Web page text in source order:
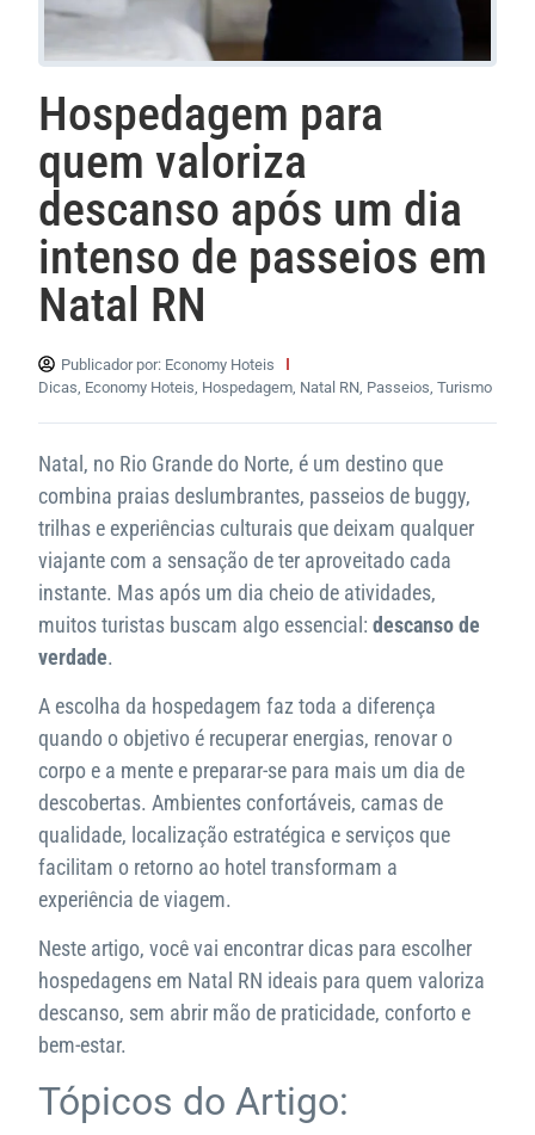
Hospedagem para
quem valoriza
descanso após um dia
intenso de passeios em
Natal RN
Publicador por: Economy Hoteis
Dicas Economy Hoteis Hospedagem Natal RN Passeios Turismo
Natal, no Rio Grande do Norte, é um destino que
combina praias deslumbrantes, passeios de buggy,
trilhas e experiências culturais que deixam qualquer
viajante com a sensação de ter aproveitado cada
instante. Mas após um dia cheio de atividades,
muitos turistas buscam algo essencial: descanso de
verdade.
A escolha da hospedagem faz toda a diferença
quando o objetivo é recuperar energias, renovar o
corpo e a mente e preparar-se para mais um dia de
descobertas. Ambientes confortáveis, camas de
qualidade, localização estratégica e serviços que
facilitam o retorno ao hotel transformam a
experiência de viagem.
Neste artigo, você vai encontrar dicas para escolher
hospedagens em Natal RN ideais para quem valoriza
descanso, sem abrir mão de praticidade, conforto e
bem-estar.
Tópicos do Artigo: